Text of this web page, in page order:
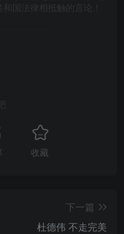
国法律相抵触的言论！
收藏
下一篇
杜德伟 不走完美